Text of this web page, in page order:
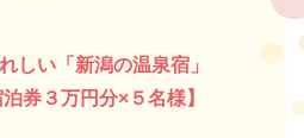
しい「新潟の温泉宿」
券３万円分×５名様】